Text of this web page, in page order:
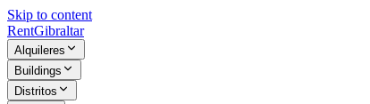
Skip to content
RentGibraltar
Alquileres
Buildings
Distritos